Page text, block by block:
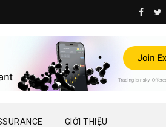
GIỚI THIỆU